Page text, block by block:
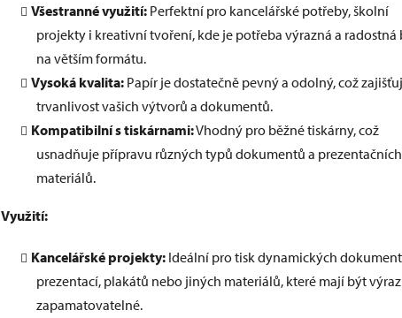
Všestranné využití: Perfektní pro kancelářské potřeby, školní
projekty i kreativní tvoření, kde je potřeba výrazná a radostná
na větším formátu.
Vysoká kvalita: Papír je dostatečně pevný a odolný, což
trvanlivost vašich výtvorů a dokumentů.
Kompatibilní s tiskárnami:Vhodný pro běžné tiskárny, což
usnadňuje přípravu různých typů dokumentů a prezentačních
materiálů.
Využití:
Kancelářské projekty: Ideální pro tisk dynamických
prezentací, plakátů nebo jiných materiálů, které mají být
zapamatovatelné.